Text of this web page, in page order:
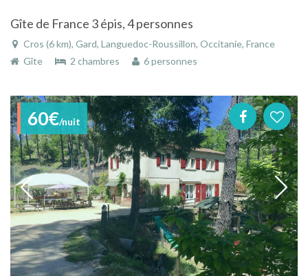
Gîte de France 3 épis, 4 personnes
Cros (6 km), Gard, Languedoc-Roussillon, Occitanie, France
Gîte
2 chambres 6 personnes
60€/nuit